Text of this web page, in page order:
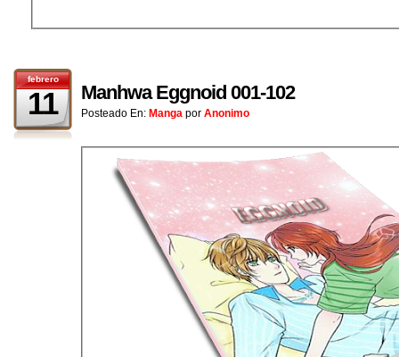
febrero
11 Manhwa Eggnoid 001-102
Posteado En: Manga por Anonimo